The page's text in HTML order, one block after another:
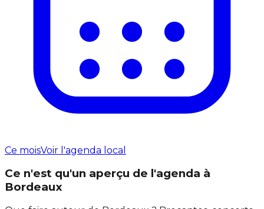
Ce moisVoir l'agenda local
Ce n'est qu'un aperçu de l'agenda à
Bordeaux